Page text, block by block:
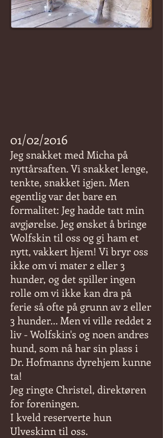
01/02/2016
Jeg snakket med Micha på
nyttårsaften. Vi snakket lenge,
tenkte, snakket igjen. Men
egentlig var det bare en
formalitet: Jeg hadde tatt min
avgjørelse. Jeg ønsket å bringe
Wolfskin til oss og gi ham et
nytt, vakkert hjem! Vi bryr oss
ikke om vi mater 2 eller 3
hunder, og det spiller ingen
rolle om vi ikke kan dra på
ferie så ofte på grunn av 2 eller
3 hunder... Men vi ville reddet 2
liv - Wolfskin's og noen andres
hund, som nå har sin plass i
Dr. Hofmanns dyrehjem kunne
ta!
Jeg ringte Christel, direktøren
for foreningen.
I kveld reserverte hun
Ulveskinn til oss.